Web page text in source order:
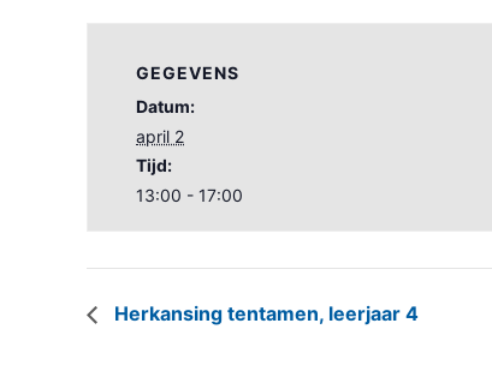
GEGEVENS
Datum:
april 2
Tijd:
13:00 - 17:00
Herkansing tentamen, leerjaar 4